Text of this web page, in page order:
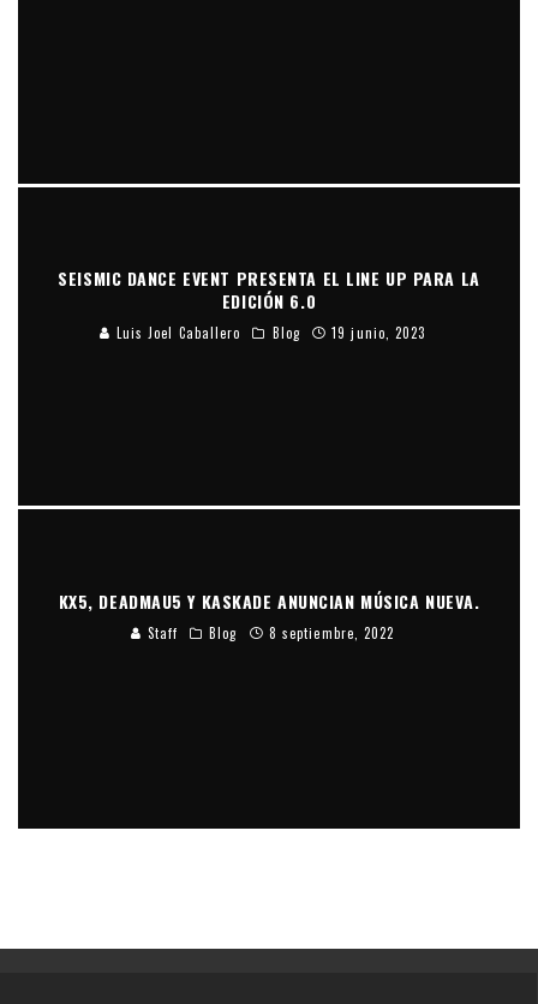
SEISMIC DANCE EVENT PRESENTA EL LINE UP PARA LA
EDICIÓN 6.0
Luis Joel Caballero Blog 19 junio, 2023
KX5, DEADMAU5 Y KASKADE ANUNCIAN MÚSICA NUEVA.
Staff Blog 8 septiembre, 2022